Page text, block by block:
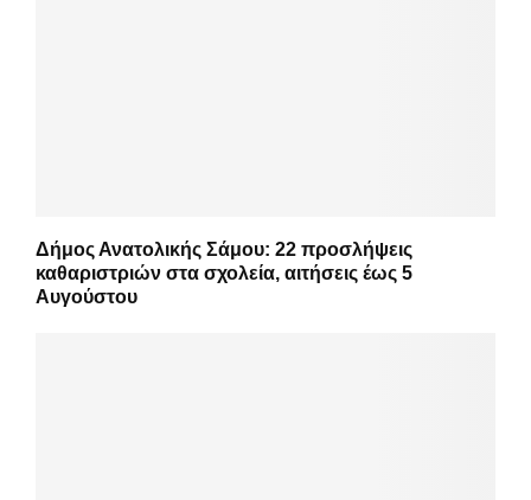
Δήμος Ανατολικής Σάμου: 22 προσλήψεις
καθαριστριών στα σχολεία, αιτήσεις έως 5
Αυγούστου